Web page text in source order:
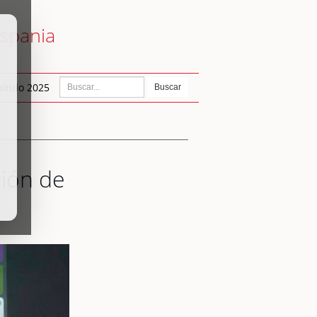
2025 Buscar
de